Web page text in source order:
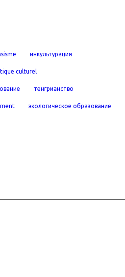
инкультурация
culturel
тенгрианство
экологическое образование